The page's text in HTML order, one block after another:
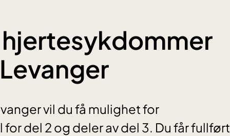
vil du få mulighet for
del 2 og deler av del 3. Du får fullført